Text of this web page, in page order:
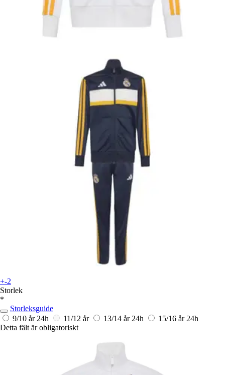
+-2
Storlek
*
Storleksguide
9/10 år 24h 11/12 år 13/14 år 24h 15/16 år 24h
Detta fält är obligatoriskt